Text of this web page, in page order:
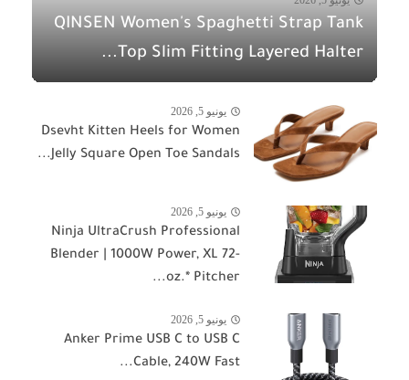
QINSEN Women's Spaghetti Strap Tank
Top Slim Fitting Layered Halter...
يونيو 5, 2026
Dsevht Kitten Heels for Women
Jelly Square Open Toe Sandals...
يونيو 5, 2026
Ninja UltraCrush Professional
Blender | 1000W Power, XL 72-
oz.* Pitcher...
يونيو 5, 2026
Anker Prime USB C to USB C
Cable, 240W Fast...